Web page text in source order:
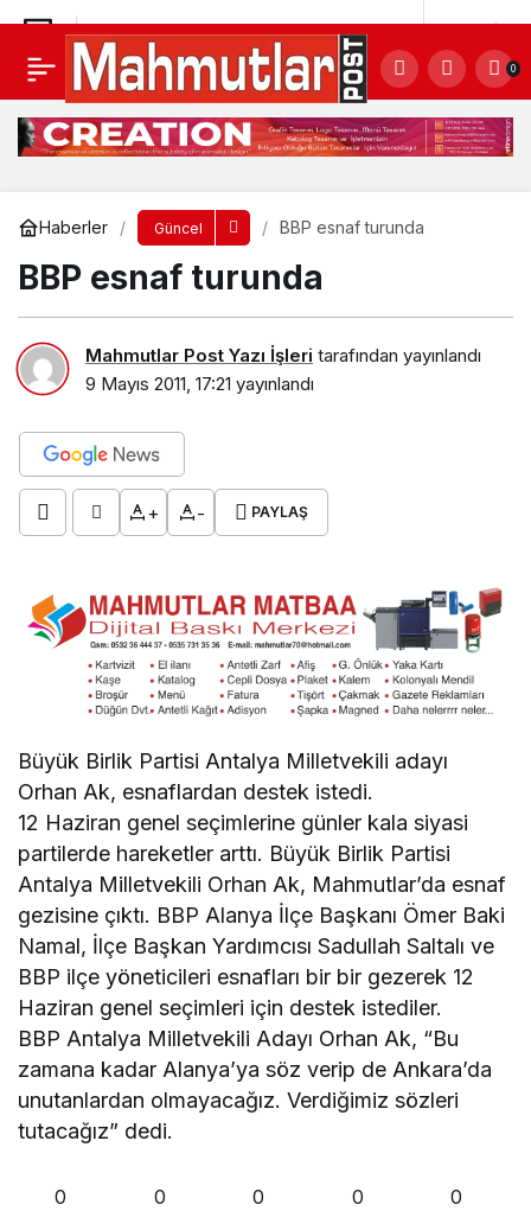
0
Haberler Güncel BBP esnaf turunda
BBP esnaf turunda
Mahmutlar Post Yazı İşleri tarafından yayınlandı
9 Mayıs 2011, 17:21 yayınlandı
+ - PAYLAŞ
Büyük Birlik Partisi Antalya Milletvekili adayı
Orhan Ak, esnaflardan destek istedi.
12 Haziran genel seçimlerine günler kala siyasi
partilerde hareketler arttı. Büyük Birlik Partisi
Antalya Milletvekili Orhan Ak, Mahmutlar’da esnaf
gezisine çıktı. BBP Alanya İlçe Başkanı Ömer Baki
Namal, İlçe Başkan Yardımcısı Sadullah Saltalı ve
BBP ilçe yöneticileri esnafları bir bir gezerek 12
Haziran genel seçimleri için destek istediler.
BBP Antalya Milletvekili Adayı Orhan Ak, “Bu
zamana kadar Alanya’ya söz verip de Ankara’da
unutanlardan olmayacağız. Verdiğimiz sözleri
tutacağız” dedi.
0 0 0 0 0
BBP esnaf turunda Yorum Yap